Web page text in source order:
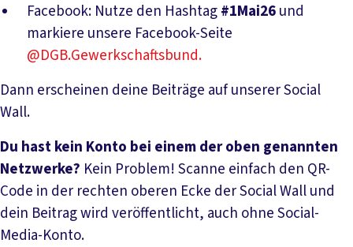
Facebook: Nutze den Hashtag#1Mai26und
markiere unsere Facebook-Seite
@DGB.Gewerkschaftsbund.
Dann erscheinen deine Beiträge auf unserer Social
Wall.
Du hast kein Konto bei einem der oben genannten
Netzwerke? Kein Problem! Scanne einfach den QR-
Code in der rechten oberen Ecke der Social Wall und
dein Beitrag wird veröffentlicht, auch ohne Social-
Media-Konto.